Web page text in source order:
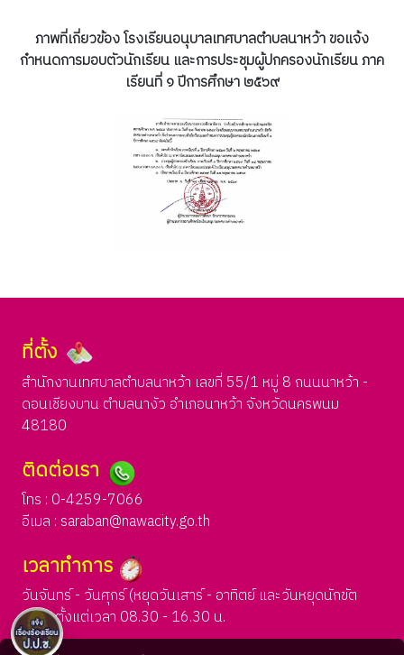
ภาพที่เกี่ยวข้อง โรงเรียนอนุบาลเทศบาลตำบลนาหว้า ขอแจ้ง
กำหนดการมอบตัวนักเรียน และการประชุมผู้ปกครองนักเรียน ภาค
เรียนที่ ๑ ปีการศึกษา ๒๕๖๙
ที่ตั้ง
สำนักงานเทศบาลตำบลนาหว้า เลขที่ 55/1 หมู่ 8 ถนนนาหว้า -
ดอนเชียงบาน ตำบลนางัว อำเภอนาหว้า จังหวัดนครพนม
48180
ติดต่อเรา
โทร : 0-4259-7066
อีเมล : saraban@nawacity.go.th
เวลาทำการ
วันจันทร์ - วันศุกร์ (หยุดวันเสาร์ - อาทิตย์ และวันหยุดนักขัต
ฤกษ์) ตั้งแต่เวลา 08.30 - 16.30 น.